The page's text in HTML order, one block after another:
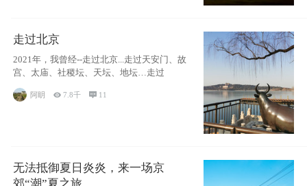
走过北京
2021年，我曾经--走过北京...走过天安门、故
宫、太庙、社稷坛、天坛、地坛…走过
阿眀 7.8千  11
无法抵御夏日炎炎，来一场京